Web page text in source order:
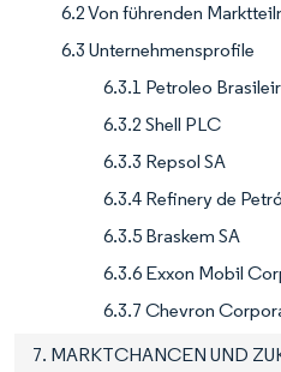
6.2 Von führenden
6.3 Unternehmensprofile
6.3.1 Petroleo
6.3.2 Shell PLC
6.3.3 Repsol SA
6.3.4 Refinery de
6.3.5 Braskem SA
6.3.6 Exxon Mobil
6.3.7 Chevron
7. MARKTCHANCEN UND